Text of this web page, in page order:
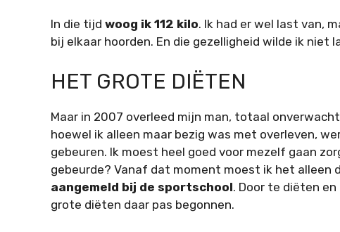
In die tijd woog ik 112 kilo. Ik had er wel last van,
bij elkaar hoorden. En die gezelligheid wilde ik niet
HET GROTE DIËTEN
Maar in 2007 overleed mijn man, totaal
hoewel ik alleen maar bezig was met overleven,
gebeuren. Ik moest heel goed voor mezelf gaan
gebeurde? Vanaf dat moment moest ik het alleen
aangemeld bij de sportschool. Door te diëten
grote diëten daar pas begonnen.